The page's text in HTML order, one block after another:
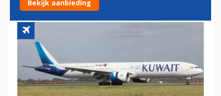
Bekijk aanbieding